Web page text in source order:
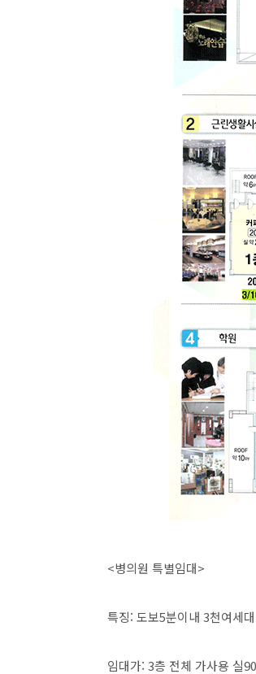
<병의원 특별임대>
특징: 도보5분이내 3천여세
임대가: 3층 전체 가사용 실